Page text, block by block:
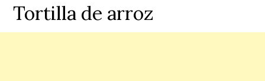
Tortilla de arroz